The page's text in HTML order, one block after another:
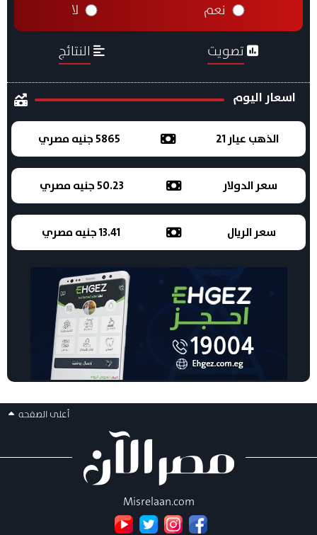
نعم لا
تصويت النتائج
اسعار اليوم
الذهب عيار 21 5865 جنيه مصري
سعر الدولار 50.23 جنيه مصري
سعر الريال 13.41 جنيه مصري
أعلى الصفحه
Misrelaan.com